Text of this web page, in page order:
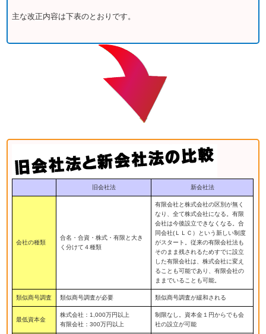
主な改正内容は下表のとおりです。
旧会社法 新会社法
会社の種類
合名・合資・株式・有限と大き
く分けて４種類
有限会社と株式会社の区別が無く
なり、全て株式会社になる。有限
会社は今後設立できなくなる。合
同会社(ＬＬＣ）という新しい制度
がスタート。従来の有限会社法も
そのまま残されるためすでに設立
した有限会社は、株式会社に変え
ることも可能であり、有限会社の
ままでいることも可能。
類似商号調査 類似商号調査が必要 類似商号調査が緩和される
最低資本金
株式会社：1,000万円以上
有限会社：300万円以上
制限なし。資本金１円からでも会
社の設立が可能